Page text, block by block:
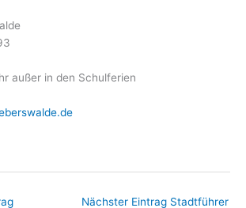
außer in den Schulferien
Nächster Eintrag Stadtführer